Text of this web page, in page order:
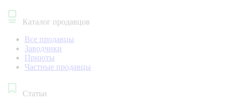
Каталог продавцов
Все продавцы
Заводчики
Приюты
Частные продавцы
Статьи